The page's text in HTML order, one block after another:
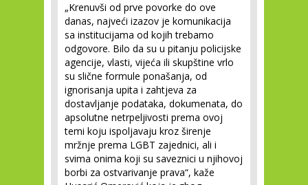
„Krenuvši od prve povorke do ove
danas, najveći izazov je komunikacija
sa institucijama od kojih trebamo
odgovore. Bilo da su u pitanju policijske
agencije, vlasti, vijeća ili skupštine vrlo
su slične formule ponašanja, od
ignorisanja upita i zahtjeva za
dostavljanje podataka, dokumenata, do
apsolutne netrpeljivosti prema ovoj
temi koju ispoljavaju kroz širenje
mržnje prema LGBT zajednici, ali i
svima onima koji su saveznici u njihovoj
borbi za ostvarivanje prava“, kaže